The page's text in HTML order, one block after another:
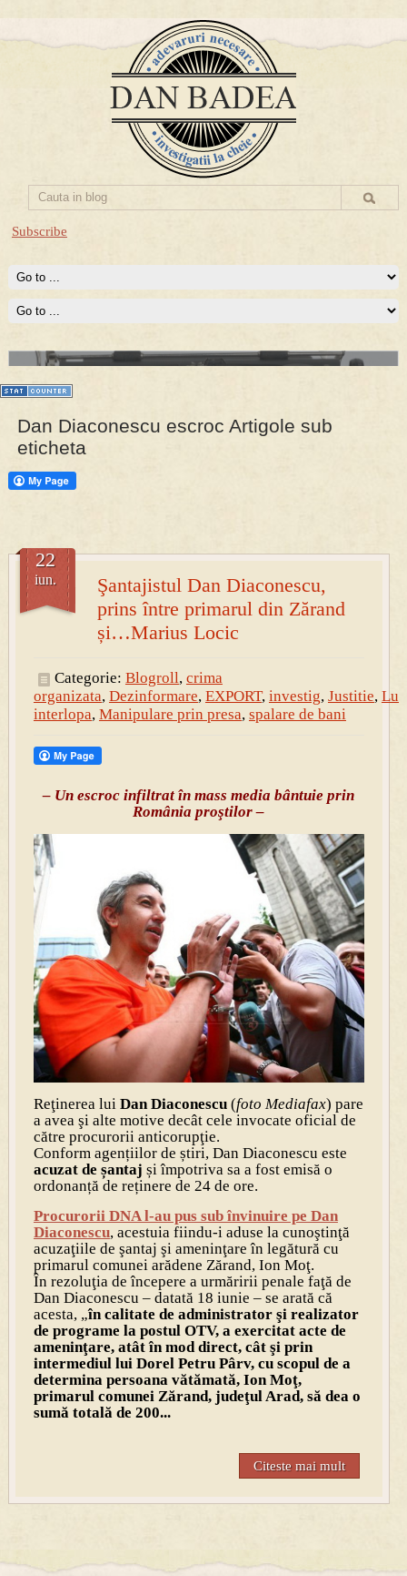
Subscribe
PRESA
Prima mea carte publicata (Nemira)
Averea Presedintelui: prima lucrare despre controversatele
conturi secrete ale Securitatii.
Dan Diaconescu escroc Artigole sub
eticheta
Şantajistul Dan Diaconescu,
prins între primarul din Zărand
și…Marius Locic
22
iun.
Categorie: Blogroll, crima
organizata, Dezinformare, EXPORT, investig, Justitie,
interlopa, Manipulare prin presa, spalare de bani
– Un escroc infiltrat în mass media bântuie prin
România proştilor –
Reţinerea lui Dan Diaconescu (foto Mediafax) pare
a avea şi alte motive decât cele invocate oficial de
către procurorii anticorupţie.
Conform agențiilor de știri, Dan Diaconescu este
acuzat de șantaj și împotriva sa a fost emisă o
ordonanță de reținere de 24 de ore.
Procurorii DNA l-au pus sub învinuire pe Dan
Diaconescu, acestuia fiindu-i aduse la cunoştinţă
acuzaţiile de şantaj şi ameninţare în legătură cu
primarul comunei arădene Zărand, Ion Moţ.
În rezoluţia de începere a urmăririi penale faţă de
Dan Diaconescu – datată 18 iunie – se arată că
acesta, „în calitate de administrator şi realizator
de programe la postul OTV, a exercitat acte de
ameninţare, atât în mod direct, cât şi prin
intermediul lui Dorel Petru Pârv, cu scopul de a
determina persoana vătămată, Ion Moţ,
primarul comunei Zărand, judeţul Arad, să dea o
sumă totală de 200...
Citeste mai mult